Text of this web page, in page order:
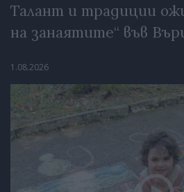
Талант и традиции
на занаятите“ във
1.08.2026